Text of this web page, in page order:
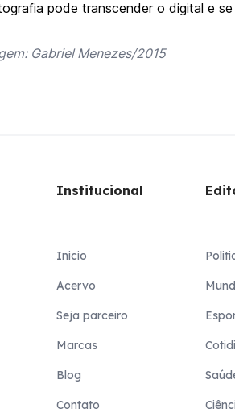
pode transcender o digital e
Gabriel Menezes/2015
Institucional
Inicio
Acervo
Seja parceiro
Marcas
Blog
Contato